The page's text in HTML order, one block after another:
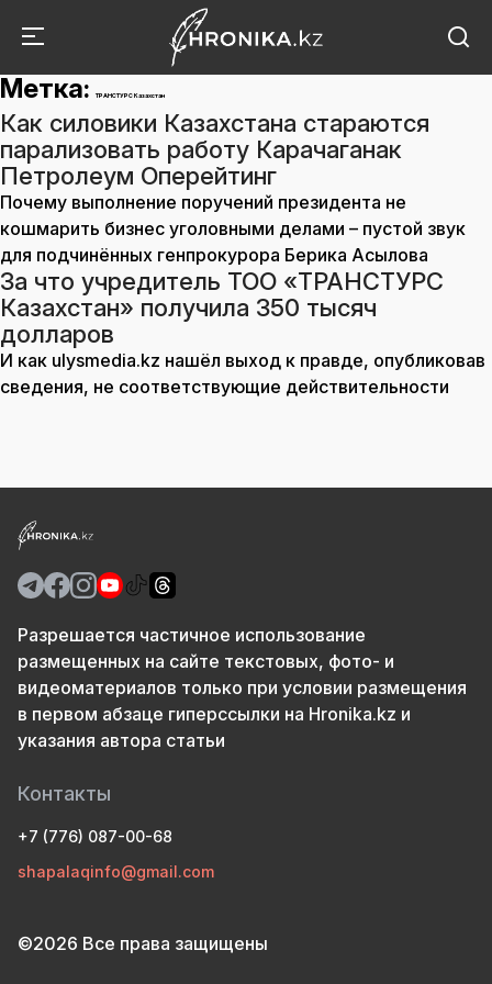
Метка: ТРАНСТУРС Казахстан
Как силовики Казахстана стараются
парализовать работу Карачаганак
Петролеум Оперейтинг
Почему выполнение поручений президента не
кошмарить бизнес уголовными делами – пустой звук
для подчинённых генпрокурора Берика Асылова
За что учредитель ТОО «ТРАНСТУРС
Казахстан» получила 350 тысяч
долларов
И как ulysmedia.kz нашёл выход к правде, опубликовав
сведения, не соответствующие действительности
Разрешается частичное использование
размещенных на сайте текстовых, фото- и
видеоматериалов только при условии размещения
в первом абзаце гиперссылки на Hronika.kz и
указания автора статьи
Контакты
+7 (776) 087-00-68
shapalaqinfo@gmail.com
©2026 Все права защищены